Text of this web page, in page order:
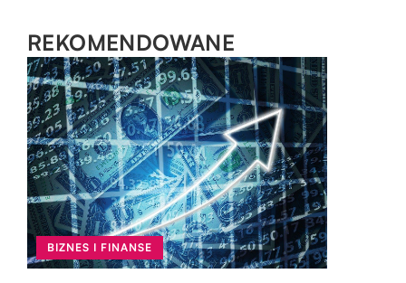
REKOMENDOWANE
OGRÓD I DOM
BIZNES I FINANSE
BIZNES I FINANSE
SPOSÓB ŻYCIA I STYL